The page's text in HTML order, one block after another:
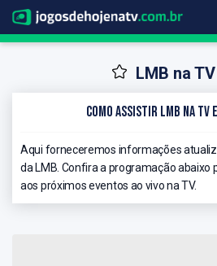
LMB na
Como Assistir LMB na
Aqui forneceremos informações
da LMB. Confira a programação abaixo
aos próximos eventos ao vivo na TV.